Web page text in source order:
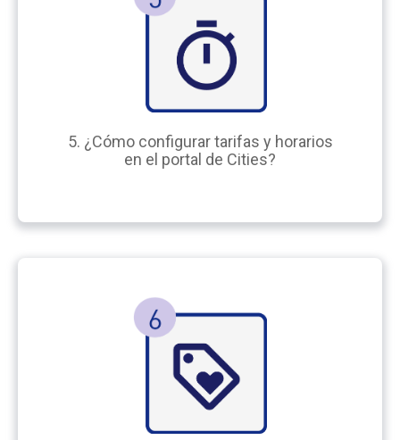
5. ¿Cómo configurar tarifas y horarios
en el portal de Cities?